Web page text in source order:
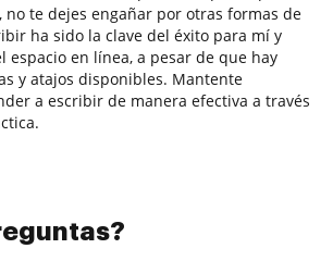
te dejes engañar por otras formas de
ha sido la clave del éxito para mí y
espacio en línea, a pesar de que hay
y atajos disponibles. Mantente
a escribir de manera efectiva a través